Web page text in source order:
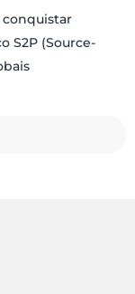
conquistar
S2P (Source-